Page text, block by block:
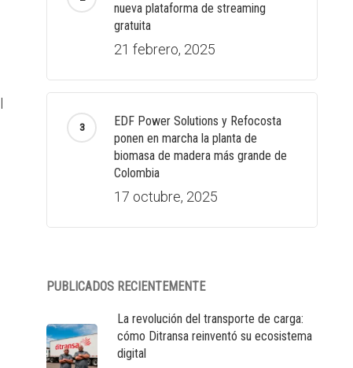
nueva plataforma de streaming
gratuita
21 febrero, 2025
EDF Power Solutions y Refocosta
ponen en marcha la planta de
biomasa de madera más grande de
Colombia
17 octubre, 2025
PUBLICADOS RECIENTEMENTE
La revolución del transporte de carga:
cómo Ditransa reinventó su ecosistema
digital